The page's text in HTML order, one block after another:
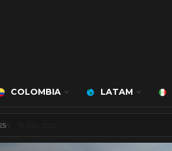
COLOMBIA LATAM
8 agosto, 2025